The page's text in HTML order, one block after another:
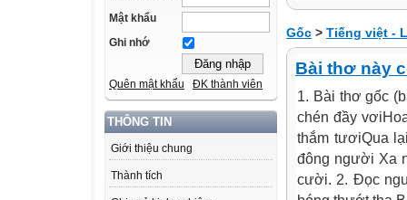
Mật khẩu
Ghi nhớ
Quên mật khẩu ĐK thành viên
THÔNG TIN
Giới thiệu chung
Thành tích
Gốc > Tiếng việt -
Bài thơ này
1. Bài thơ gốc
chén đầy
thắm tươiQua
đông người Xa
cười. 2. Ðọc